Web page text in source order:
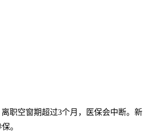
职空窗期超过3个月，医保会中断。新
。